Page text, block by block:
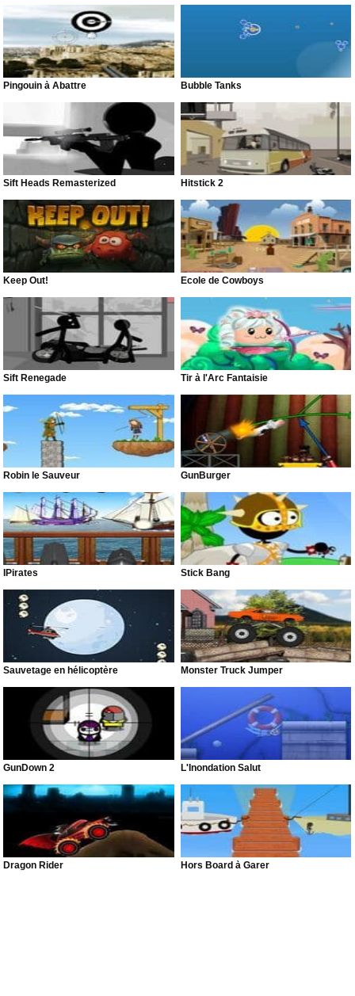
Pingouin à Abattre Bubble Tanks
Sift Heads Remasterized Hitstick 2
Keep Out! École de Cowboys
Sift Renegade Tir à l'Arc Fantaisie
Robin le Sauveur GunBurger
IPirates Stick Bang
Sauvetage en hélicoptère Monster Truck Jumper
GunDown 2 L'Inondation Salut
Dragon Rider Hors Board à Garer